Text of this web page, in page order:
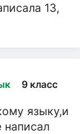
13,
9 класс
языку,и
написал